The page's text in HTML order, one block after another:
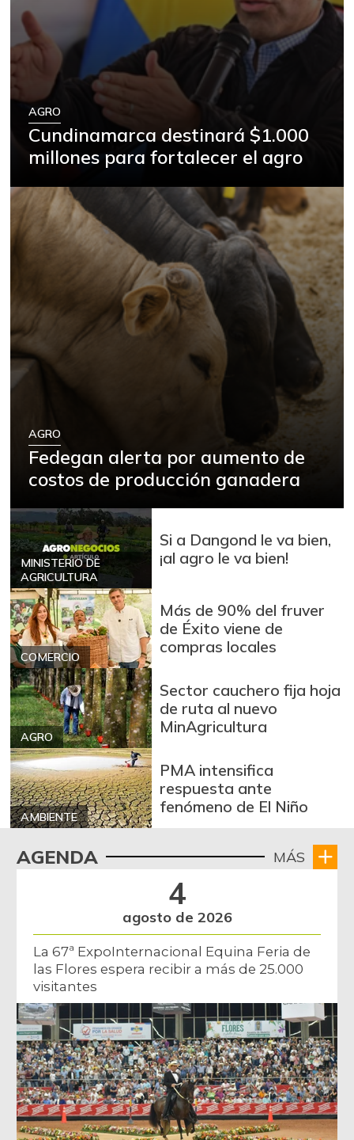
AGRO
Cundinamarca destinará $1.000
millones para fortalecer el agro
AGRO
Fedegan alerta por aumento de
costos de producción ganadera
MINISTERIO DE
AGRICULTURA
Si a Dangond le va bien,
¡al agro le va bien!
COMERCIO
Más de 90% del fruver
de Éxito viene de
compras locales
AGRO
Sector cauchero fija hoja
de ruta al nuevo
MinAgricultura
AMBIENTE
PMA intensifica
respuesta ante
fenómeno de El Niño
AGENDA MÁS
4
agosto de 2026
La 67ª ExpoInternacional Equina Feria de
las Flores espera recibir a más de 25.000
visitantes